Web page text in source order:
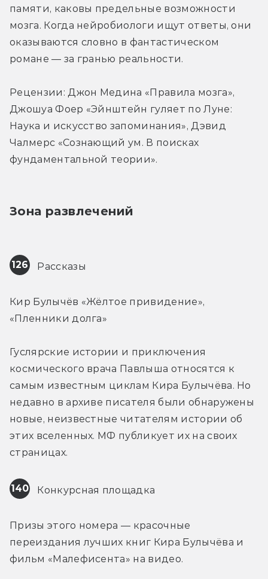
памяти, каковы предельные возможности
мозга. Когда нейробиологи ищут ответы, они
оказываются словно в фантастическом
романе — за гранью реальности.
Рецензии: Джон Медина «Правила мозга»,
Джошуа Фоер «Эйнштейн гуляет по Луне:
Наука и искусство запоминания», Дэвид
Чалмерc «Сознающий ум. В поисках
фундаментальной теории».
Зона развлечений
126 Рассказы
Кир Булычёв «Жёлтое привидение»,
«Пленники долга»
Гуслярские истории и приключения
космического врача Павлыша относятся к
самым известным циклам Кира Булычёва. Но
недавно в архиве писателя были обнаружены
новые, неизвестные читателям истории об
этих вселенных. МФ публикует их на своих
страницах.
140 Конкурсная площадка
Призы этого номера — красочные
переиздания лучших книг Кира Булычёва и
фильм «Малефисента» на видео.